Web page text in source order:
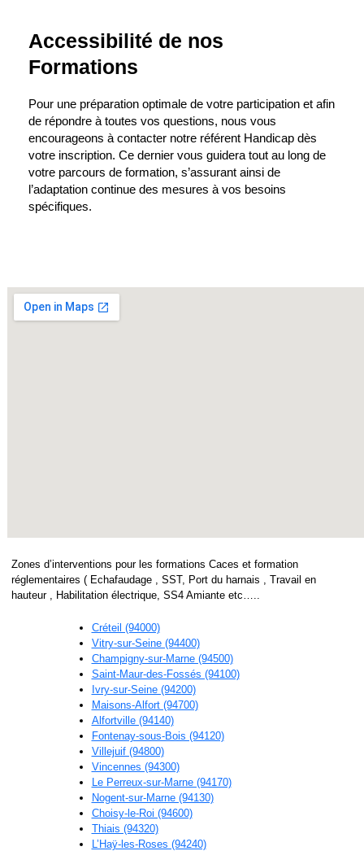
Accessibilité de nos
Formations
Pour une préparation optimale de votre participation et afin
de répondre à toutes vos questions, nous vous
encourageons à contacter notre référent Handicap dès
votre inscription. Ce dernier vous guidera tout au long de
votre parcours de formation, s’assurant ainsi de
l’adaptation continue des mesures à vos besoins
spécifiques.
Zones d’interventions pour les formations Caces et formation
réglementaires ( Echafaudage , SST, Port du harnais , Travail en
hauteur , Habilitation électrique, SS4 Amiante etc…..
Créteil (94000)
Vitry-sur-Seine (94400)
Champigny-sur-Marne (94500)
Saint-Maur-des-Fossés (94100)
Ivry-sur-Seine (94200)
Maisons-Alfort (94700)
Alfortville (94140)
Fontenay-sous-Bois (94120)
Villejuif (94800)
Vincennes (94300)
Le Perreux-sur-Marne (94170)
Nogent-sur-Marne (94130)
Choisy-le-Roi (94600)
Thiais (94320)
L’Haÿ-les-Roses (94240)